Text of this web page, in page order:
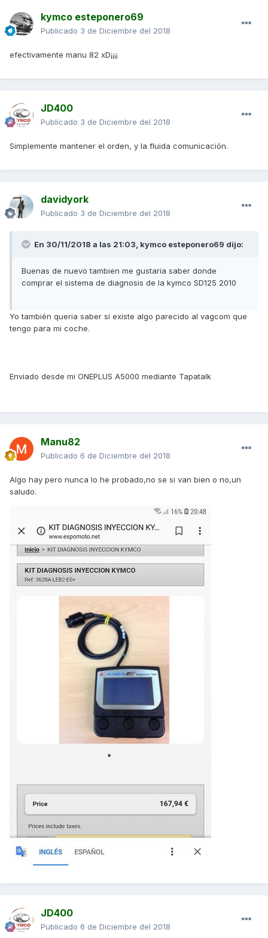
kymco esteponero69
Publicado 3 de Diciembre del 2018
efectivamente manu 82 xD¡¡¡¡
JD400
Publicado 3 de Diciembre del 2018
Simplemente mantener el orden, y la fluida comunicación.
davidyork
Publicado 3 de Diciembre del 2018
En 30/11/2018 a las 21:03, kymco esteponero69 dijo:
Buenas de nuevo tambien me gustaria saber donde
comprar el sistema de diagnosis de la kymco SD125 2010
Yo también queria saber si existe algo parecido al vagcom que
tengo para mi coche.
Enviado desde mi ONEPLUS A5000 mediante Tapatalk
Manu82
Publicado 6 de Diciembre del 2018
Algo hay pero nunca lo he probado,no se si van bien o no,un
saludo.
JD400
Publicado 6 de Diciembre del 2018